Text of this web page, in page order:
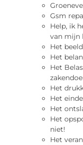
Gsm
Help, ik
van mijn
Het
Het
Het
Het
Het
Het
Het
niet!
Het